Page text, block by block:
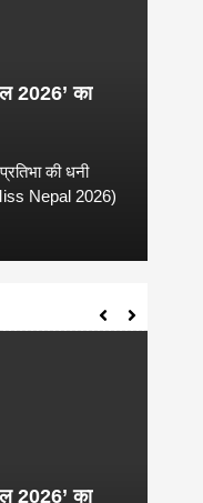
2026’ का
की धनी
Nepal 2026)
2026’ का